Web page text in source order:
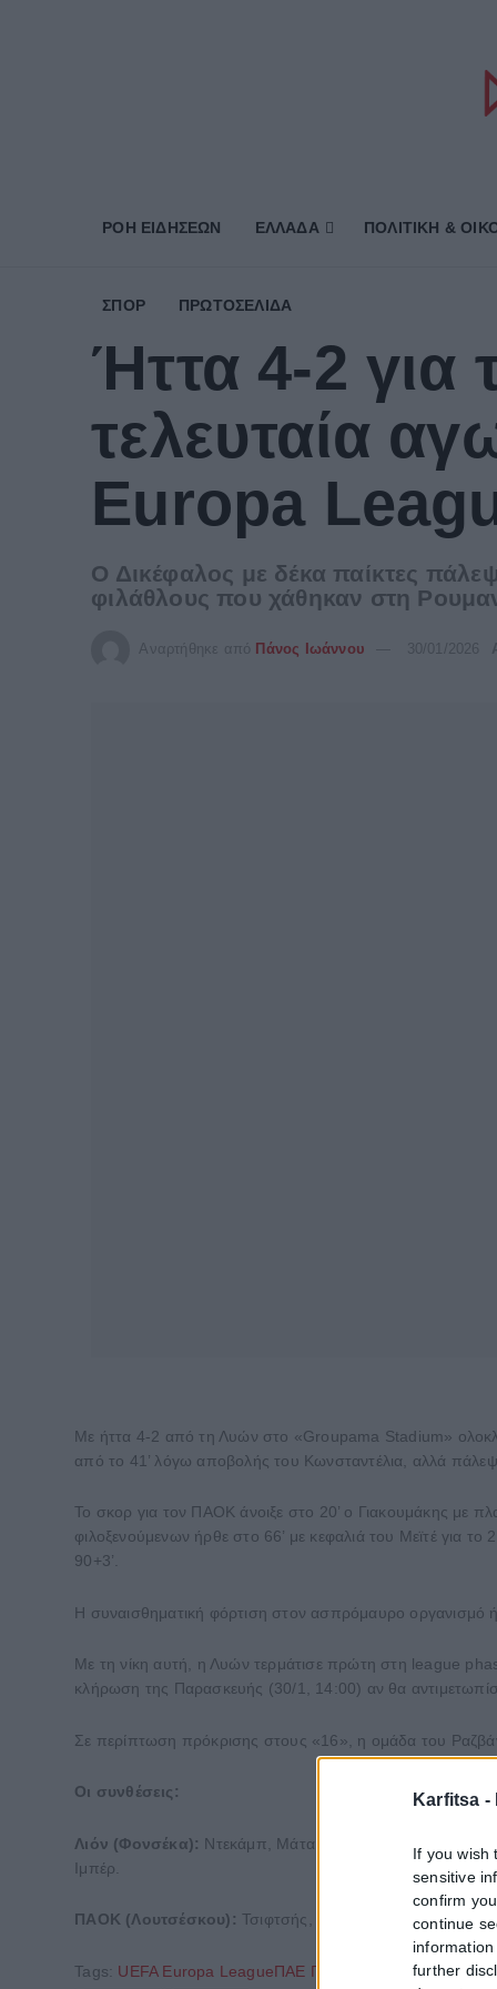
Karfitsa -
If you wish
sensitive
confirm
continue
further
ΡΟΗ ΕΙΔΗΣΕΩΝ ΕΛΛΑΔΑ ΠΟΛΙΤΙΚΗ &
ΣΠΟΡ ΠΡΩΤΟΣΈΛΙΔΑ
Ήττα 4-2
τελευταία
Europa
Ο Δικέφαλος με δέκα παίκτες
φιλάθλους που χάθηκαν στη
Αναρτήθηκε από Πάνος Ιωάννου 30/01/2026
Με ήττα 4-2 από τη Λυών στο «Groupama Stadium»
από το 41’ λόγω αποβολής του Κωνσταντέλια, αλλά
Το σκορ για τον ΠΑΟΚ άνοιξε στο 20’ ο Γιακουμάκης με
φιλοξενούμενων ήρθε στο 66’ με κεφαλιά του Μεϊτέ για
90+3’.
Η συναισθηματική φόρτιση στον ασπρόμαυρο οργανισμό
Με τη νίκη αυτή, η Λυών τερμάτισε πρώτη στη league
κλήρωση της Παρασκευής (30/1, 14:00) αν θα
Σε περίπτωση πρόκρισης στους «16», η ομάδα του
Οι συνθέσεις:
Λιόν (Φονσέκα): Ντεκάμπ, Μάτα, Κλάιφερτ (Βινίσιους
Ιμπέρ.
ΠΑΟΚ (Λουτσέσκου): Τσιφτσής, Κένι, Κεντζιόρα,
Tags: UEFA Europa LeagueΠΑΕ ΠΑΟΚ